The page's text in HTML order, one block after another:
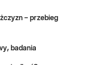
– przebieg
badania